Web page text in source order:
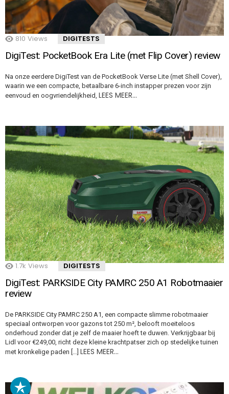
810 Views DIGITESTS
DigiTest: PocketBook Era Lite (met Flip Cover) review
Na onze eerdere DigiTest van de PocketBook Verse Lite (met Shell Cover),
waarin we een compacte, betaalbare 6-inch instapper prezen voor zijn
eenvoud en oogvriendelijkheid, LEES MEER…
1.7k Views DIGITESTS
DigiTest: PARKSIDE City PAMRC 250 A1 Robotmaaier
review
De PARKSIDE City PAMRC 250 A1, een compacte slimme robotmaaier
speciaal ontworpen voor gazons tot 250 m², belooft moeiteloos
onderhoud zonder dat je zelf de maaier hoeft te duwen. Verkrijgbaar bij
Lidl voor €249,00, richt deze kleine krachtpatser zich op stedelijke tuinen
met kronkelige paden […] LEES MEER…